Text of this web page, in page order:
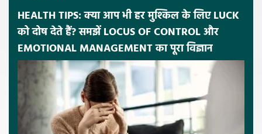
HEALTH TIPS: क्या आप भी हर मुश्किल के लिए LUCK
को दोष देते हैं? समझें LOCUS OF CONTROL और
EMOTIONAL MANAGEMENT का पूरा विज्ञान